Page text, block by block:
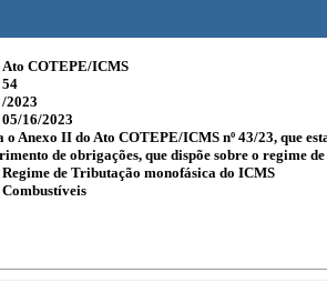
Ato COTEPE/ICMS
54
/2023
05/16/2023
o Anexo II do Ato COTEPE/ICMS nº 43/23, que
de obrigações, que dispõe sobre o regime
Regime de Tributação monofásica do ICMS
Combustíveis